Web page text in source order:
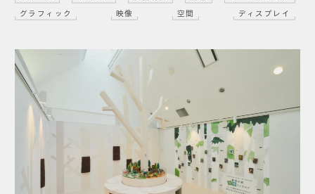
グラフィック 映像 空間 ディスプレイ